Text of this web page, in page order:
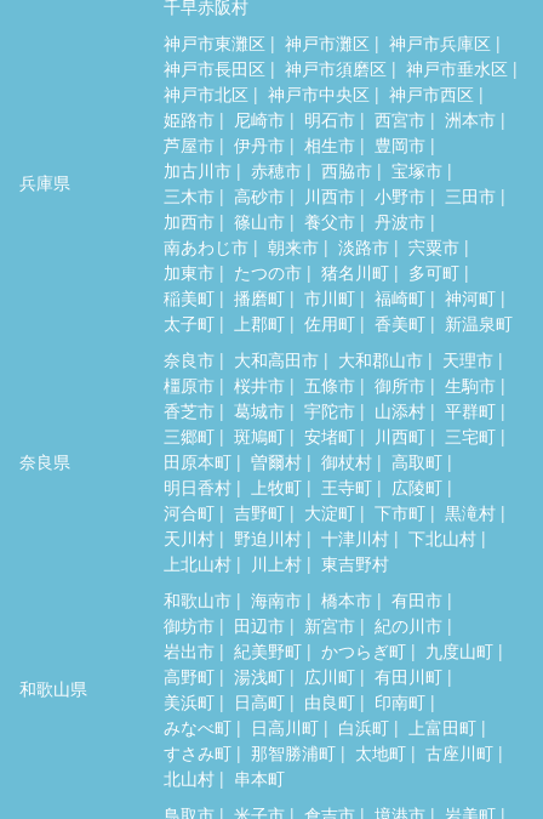
千早赤阪村
兵庫県
神戸市東灘区 神戸市灘区
神戸市兵庫区
神戸市長田区
神戸市須磨区
神戸市垂水区
神戸市北区
神戸市中央区
神戸市西区
姫路市
尼崎市 明石市 西宮市
洲本市
芦屋市
伊丹市 相生市
豊岡市
加古川市
赤穂市 西脇市
宝塚市
三木市
高砂市 川西市 小野市
三田市
加西市
篠山市 養父市
丹波市
南あわじ市
朝来市 淡路市
宍粟市
加東市
たつの市 猪名川町
多可町
稲美町
播磨町 市川町 福崎町
神河町
太子町
上郡町 佐用町 香美町 新温泉町
奈良県
奈良市 大和高田市 大和郡山市
天理市
橿原市
桜井市 五條市 御所市
生駒市
香芝市
葛城市 宇陀市 山添村
平群町
三郷町
斑鳩町 安堵町 川西町
三宅町
田原本町
曽爾村 御杖村
高取町
明日香村
上牧町 王寺町
広陵町
河合町
吉野町 大淀町 下市町
黒滝村
天川村
野迫川村 十津川村
下北山村
上北山村
川上村 東吉野村
和歌山県
和歌山市 海南市 橋本市
有田市
御坊市
田辺市 新宮市
紀の川市
岩出市
紀美野町 かつらぎ町
九度山町
高野町
湯浅町 広川町
有田川町
美浜町
日高町 由良町
印南町
みなべ町
日高川町 白浜町
上富田町
すさみ町
那智勝浦町 太地町
古座川町
北山村
串本町
鳥取市 米子市 倉吉市 境港市
岩美町